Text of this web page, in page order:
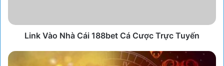
Link Vào Nhà Cái 188bet Cá Cược Trực Tuyến